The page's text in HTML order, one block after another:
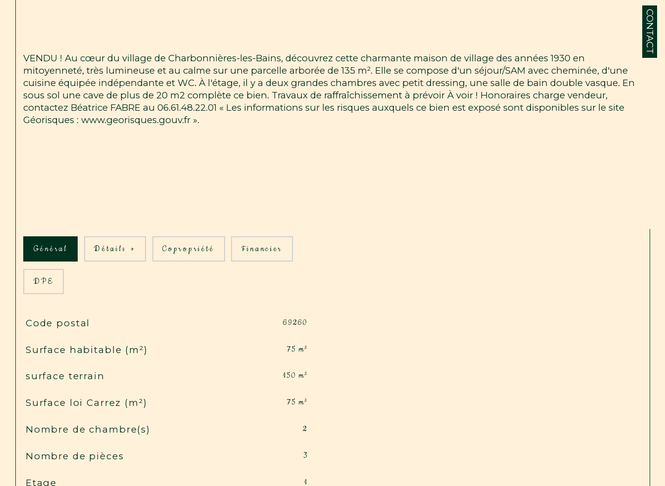
CONTACT
VENDU ! Au cœur du village de Charbonnières-les-Bains, découvrez cette charmante maison de village des années 1930 en
mitoyenneté, très lumineuse et au calme sur une parcelle arborée de 135 m². Elle se compose d'un séjour/SAM avec cheminée, d'une
cuisine équipée indépendante et WC. À l'étage, il y a deux grandes chambres avec petit dressing, une salle de bain double vasque. En
sous sol une cave de plus de 20 m2 complète ce bien. Travaux de raffraîchissement à prévoir À voir ! Honoraires charge vendeur,
contactez Béatrice FABRE au 06.61.48.22.01 « Les informations sur les risques auxquels ce bien est exposé sont disponibles sur le site
Géorisques : www.georisques.gouv.fr ».
Général Détails + Copropriété Financier
DPE
TRAD_SIROCCO_Caracteristique
Code postal 69260
Surface habitable (m²) 75 m²
surface terrain 150 m²
Surface loi Carrez (m²) 75 m²
Nombre de chambre(s) 2
Nombre de pièces 3
Etage 1